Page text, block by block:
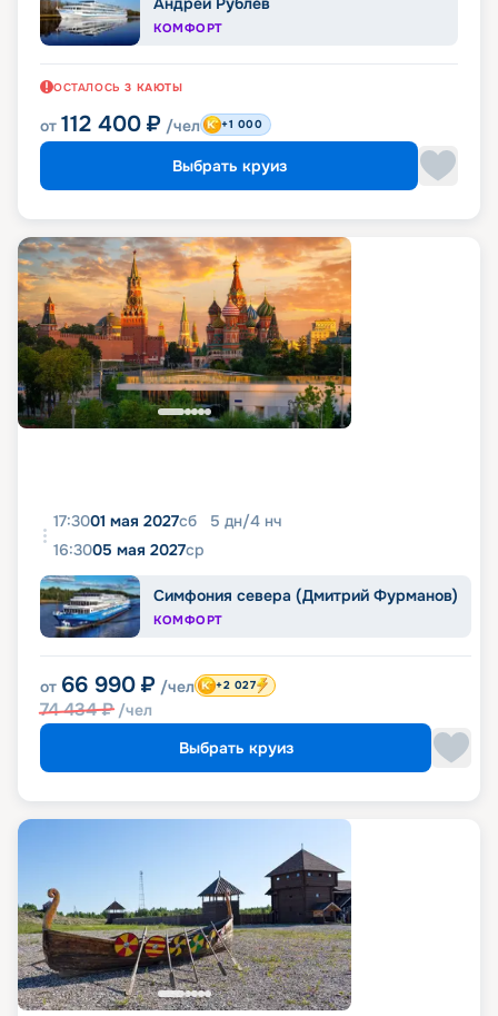
КОМФОРТ
ОСТАЛОСЬ 3 КАЮТЫ
от 112 400 ₽ /чел +1 000
Выбрать круиз
17:3001 мая 2027сб 5 дн/4 нч
16:3005 мая 2027ср
Симфония севера (Дмитрий Фурманов)
КОМФОРТ
от 66 990 ₽ /чел
74 434₽ /чел
+2 027
Выбрать круиз